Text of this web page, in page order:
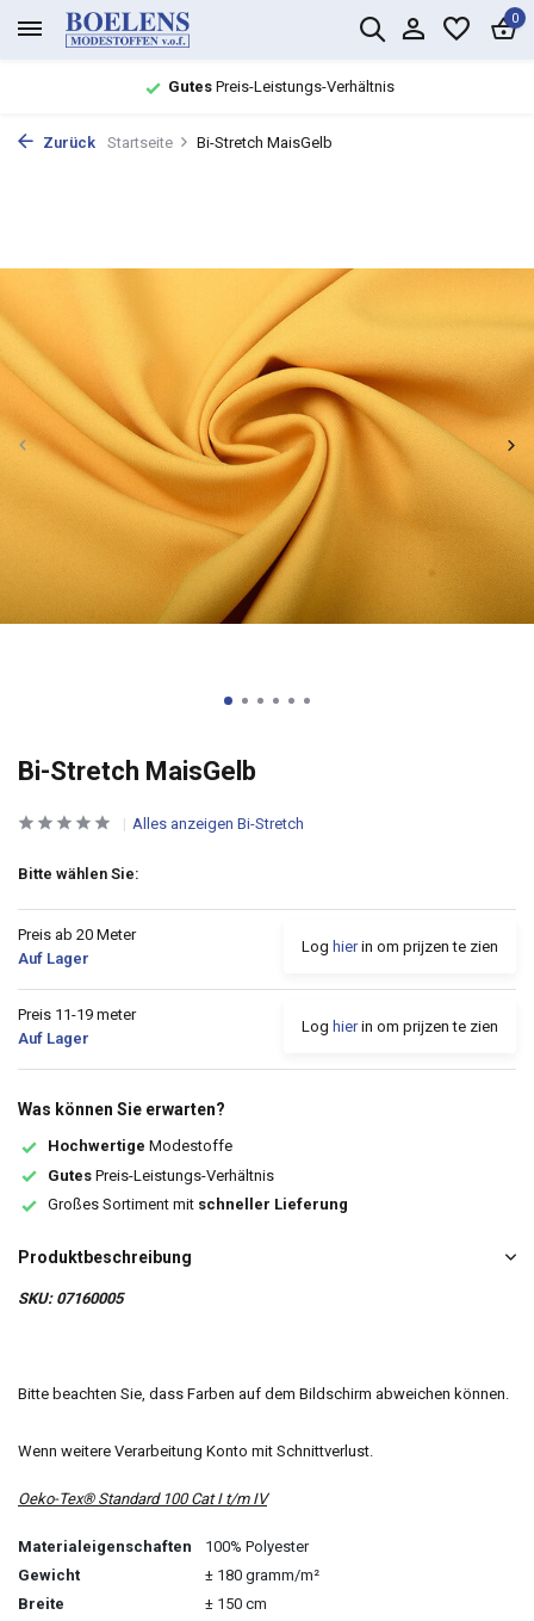
0
GutesPreis-Leistungs-Verhältnis
Zurück Startseite Bi-Stretch MaisGelb
Bi-Stretch MaisGelb
Alles anzeigen Bi-Stretch
Bitte wählen Sie:
Preis ab 20 Meter
Auf Lager
Log hierin om prijzen te zien
Preis 11-19 meter
Auf Lager
Log hierin om prijzen te zien
Was können Sie erwarten?
Hochwertige Modestoffe
Gutes Preis-Leistungs-Verhältnis
Großes Sortiment mit schneller Lieferung
Produktbeschreibung
SKU: 07160005
Bitte beachten Sie, dass Farben auf dem Bildschirm abweichen können.
Wenn weitere Verarbeitung Konto mit Schnittverlust.
Oeko-Tex® Standard 100 Cat I t/m IV
Materialeigenschaften
100% Polyester
Gewicht
± 180 gramm/m²
Breite
± 150 cm